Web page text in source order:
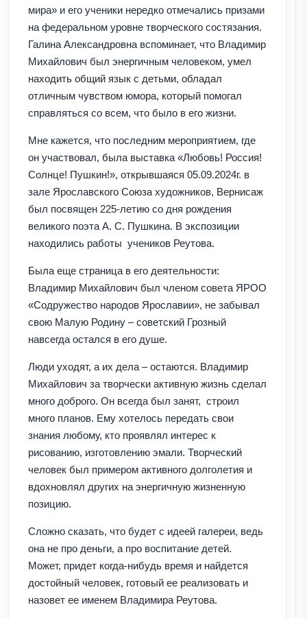
мира» и его ученики нередко отмечались призами
на федеральном уровне творческого состязания.
Галина Александровна вспоминает, что Владимир
Михайлович был энергичным человеком, умел
находить общий язык с детьми, обладал
отличным чувством юмора, который помогал
справляться со всем, что было в его жизни.
Мне кажется, что последним мероприятием, где
он участвовал, была выставка «Любовь! Россия!
Солнце! Пушкин!», открывшаяся 05.09.2024г. в
зале Ярославского Союза художников, Вернисаж
был посвящен 225-летию со дня рождения
великого поэта А. С. Пушкина. В экспозиции
находились работы учеников Реутова.
Была еще страница в его деятельности:
Владимир Михайлович был членом совета ЯРОО
«Содружество народов Ярославии», не забывал
свою Малую Родину – советский Грозный
навсегда остался в его душе.
Люди уходят, а их дела – остаются. Владимир
Михайлович за творчески активную жизнь сделал
много доброго. Он всегда был занят, строил
много планов. Ему хотелось передать свои
знания любому, кто проявлял интерес к
рисованию, изготовлению эмали. Творческий
человек был примером активного долголетия и
вдохновлял других на энергичную жизненную
позицию.
Сложно сказать, что будет с идеей галереи, ведь
она не про деньги, а про воспитание детей.
Может, придет когда-нибудь время и найдется
достойный человек, готовый ее реализовать и
назовет ее именем Владимира Реутова.